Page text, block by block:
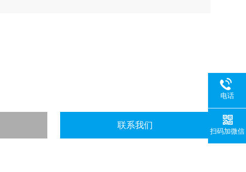
联系我们
电话
扫码加微信